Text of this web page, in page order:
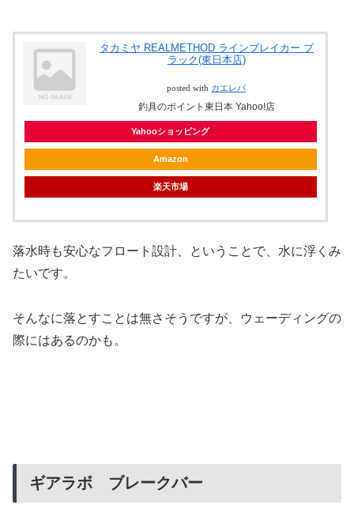
タカミヤ REALMETHOD ラインブレイカー ブ
ラック(東日本店)
posted with カエレバ
釣具のポイント東日本 Yahoo!店
Yahooショッピング
Amazon
楽天市場
落水時も安心なフロート設計、ということで、水に浮くみ
たいです。
そんなに落とすことは無さそうですが、ウェーディングの
際にはあるのかも。
ギアラボ ブレークバー